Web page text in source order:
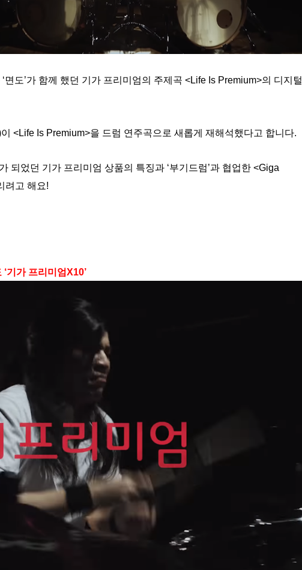
도’가 함께 했던 기가 프리미엄의 주제곡 <Life Is Premium>의 디지털
<Life Is Premium>을 드럼 연주곡으로 새롭게 재해석했다고 합니다.
되었던 기가 프리미엄 상품의 특징과 ‘부기드럼’과 협업한 <Giga
려고 해요!
기가 프리미엄X10’